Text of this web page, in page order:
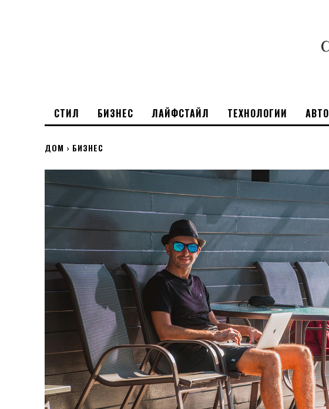
СТИЛ БИЗНЕС ЛАЙФСТАЙЛ ТЕХНОЛОГИИ АВТО
ДОМ БИЗНЕС